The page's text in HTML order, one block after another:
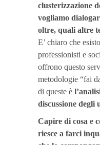
clusterizzazione
vogliamo
oltre, quali altre
E’ chiaro che
professionisti e
offrono questo
metodologie “fai
di queste è
discussione degli
Capire di cosa e
riesce a farci